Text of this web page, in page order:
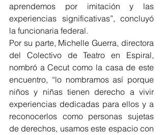
aprendemos por imitación y las
experiencias significativas”, concluyó
la funcionaria federal.
Por su parte, Michelle Guerra, directora
del Colectivo de Teatro en Espiral,
nombró a Cecut como la casa de este
encuentro, “lo nombramos así porque
niños y niñas tienen derecho a vivir
experiencias dedicadas para ellos y a
reconocerlos como personas sujetas
de derechos, usamos este espacio con